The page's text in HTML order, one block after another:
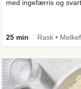
med ingefærris og
25 min Rask •